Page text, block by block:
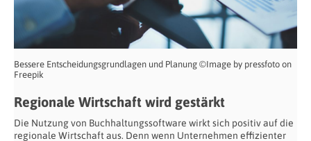
Bessere Entscheidungsgrundlagen und Planung ©Image by pressfoto on
Freepik
Regionale Wirtschaft wird gestärkt
Die Nutzung von Buchhaltungssoftware wirkt sich positiv auf die
regionale Wirtschaft aus. Denn wenn Unternehmen effizienter